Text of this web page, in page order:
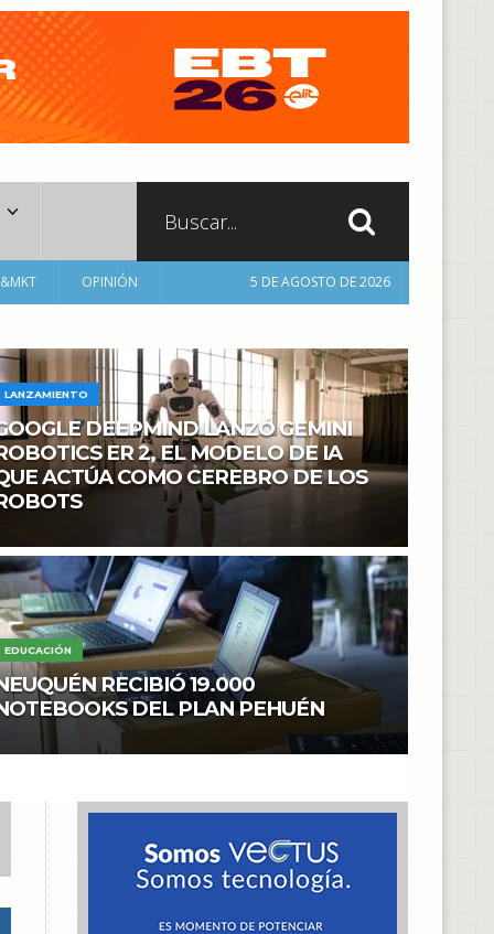
OPINIÓN 5 DE AGOSTO DE 2026
LANZAMIENTO
DEEPMIND LANZÓ GEMINI
ER 2, EL MODELO DE IA
ACTÚA COMO CEREBRO DE LOS
EDUCACIÓN
RECIBIÓ 19.000
DEL PLAN PEHUÉN